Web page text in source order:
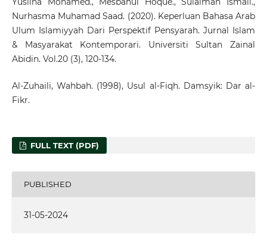
Nurhasma Muhamad Saad. (2020). Keperluan Bahasa Arab
Ulum Islamiyyah Dari Perspektif Pensyarah. Jurnal Islam
& Masyarakat Kontemporari. Universiti Sultan Zainal
Abidin. Vol.20 (3), 120-134.
Al-Zuhaili, Wahbah. (1998), Usul al-Fiqh. Damsyik: Dar al-
Fikr.
FULL TEXT (PDF)
PUBLISHED
31-05-2024